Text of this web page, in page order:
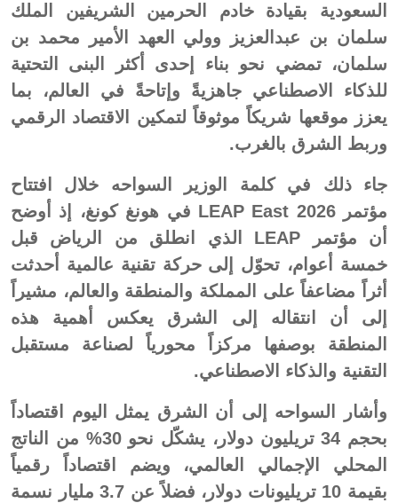
السعودية بقيادة خادم الحرمين الشريفين الملك
سلمان بن عبدالعزيز وولي العهد الأمير محمد بن
سلمان، تمضي نحو بناء إحدى أكثر البنى التحتية
للذكاء الاصطناعي جاهزيةً وإتاحةً في العالم، بما
يعزز موقعها شريكاً موثوقاً لتمكين الاقتصاد الرقمي
وربط الشرق بالغرب.
جاء ذلك في كلمة الوزير السواحه خلال افتتاح
مؤتمر LEAP East 2026 في هونغ كونغ، إذ أوضح
أن مؤتمر LEAP الذي انطلق من الرياض قبل
خمسة أعوام، تحوّل إلى حركة تقنية عالمية أحدثت
أثراً مضاعفاً على المملكة والمنطقة والعالم، مشيراً
إلى أن انتقاله إلى الشرق يعكس أهمية هذه
المنطقة بوصفها مركزاً محورياً لصناعة مستقبل
التقنية والذكاء الاصطناعي.
وأشار السواحه إلى أن الشرق يمثل اليوم اقتصاداً
بحجم 34 تريليون دولار، يشكّل نحو 30% من الناتج
المحلي الإجمالي العالمي، ويضم اقتصاداً رقمياً
بقيمة 10 تريليونات دولار، فضلاً عن 3.7 مليار نسمة